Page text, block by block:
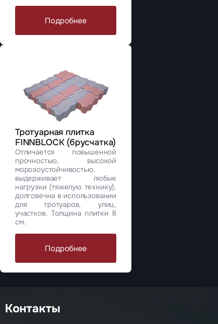
Подробнее
Тротуарная плитка
FINNBLOCK (брусчатка)
Отличается повышенной
прочностью, высокой
морозоустойчивостью,
выдерживает любые
нагрузки (тяжелую технику),
долговечна в использовании
для тротуаров, улиц,
участков. Толщина плитки 8
см.
Подробнее
Контакты